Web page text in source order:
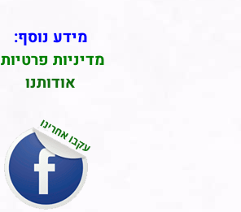
מידע נוסף:
מדיניות פרטיות
אודותנו